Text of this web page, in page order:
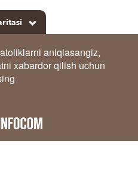
aniqlasangiz,
xabardor qilish uchun